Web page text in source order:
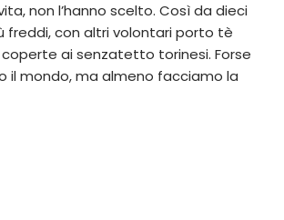
non l’hanno scelto. Così da dieci
freddi, con altri volontari porto tè
ai senzatetto torinesi. Forse
il mondo, ma almeno facciamo la